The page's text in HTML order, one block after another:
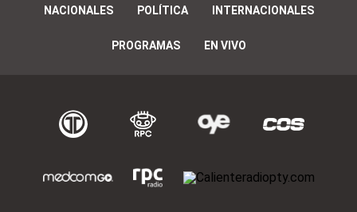
NACIONALES POLÍTICA INTERNACIONALES
PROGRAMAS EN VIVO